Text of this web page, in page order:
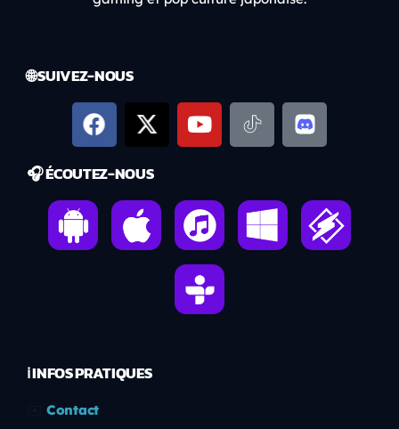
🌐 SUIVEZ-NOUS
🎧 ÉCOUTEZ-NOUS
ℹ️ INFOS PRATIQUES
Contact